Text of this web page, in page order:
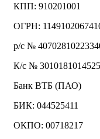
КПП: 910201001
ОГРН:
р/с №
К/с №
Банк ВТБ (ПАО)
БИК: 044525411
ОКПО: 00718217